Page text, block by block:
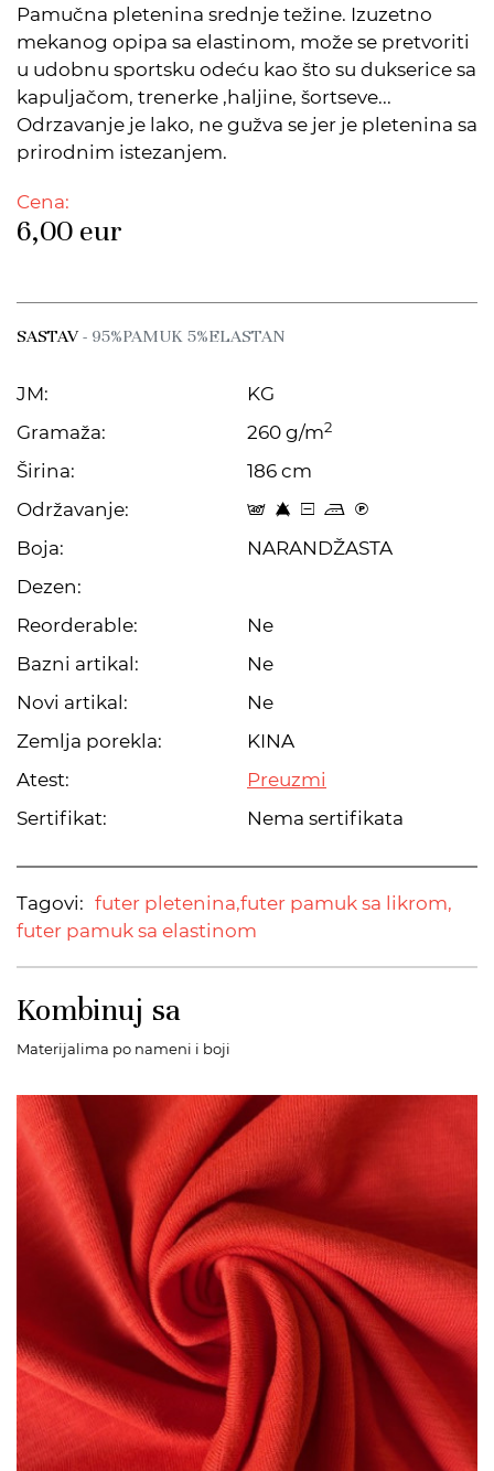
Pamučna pletenina srednje težine. Izuzetno
mekanog opipa sa elastinom, može se pretvoriti
u udobnu sportsku odeću kao što su dukserice sa
kapuljačom, trenerke ,haljine, šortseve...
Odrzavanje je lako, ne gužva se jer je pletenina sa
prirodnim istezanjem.
Cena:
6,00 eur
SASTAV- 95%PAMUK 5%ELASTAN
JM:
KG
Gramaža:
260 g/m2
Širina:
186 cm
Održavanje:
t 8 a p C
Boja:
NARANDŽASTA
Dezen:
Reorderable:
Ne
Bazni artikal:
Ne
Novi artikal:
Ne
Zemlja porekla:
KINA
Atest:
Preuzmi
Sertifikat:
Nema sertifikata
Tagovi: futer pletenina,futer pamuk sa likrom,
futer pamuk sa elastinom
Kombinuj sa
Materijalima po nameni i boji